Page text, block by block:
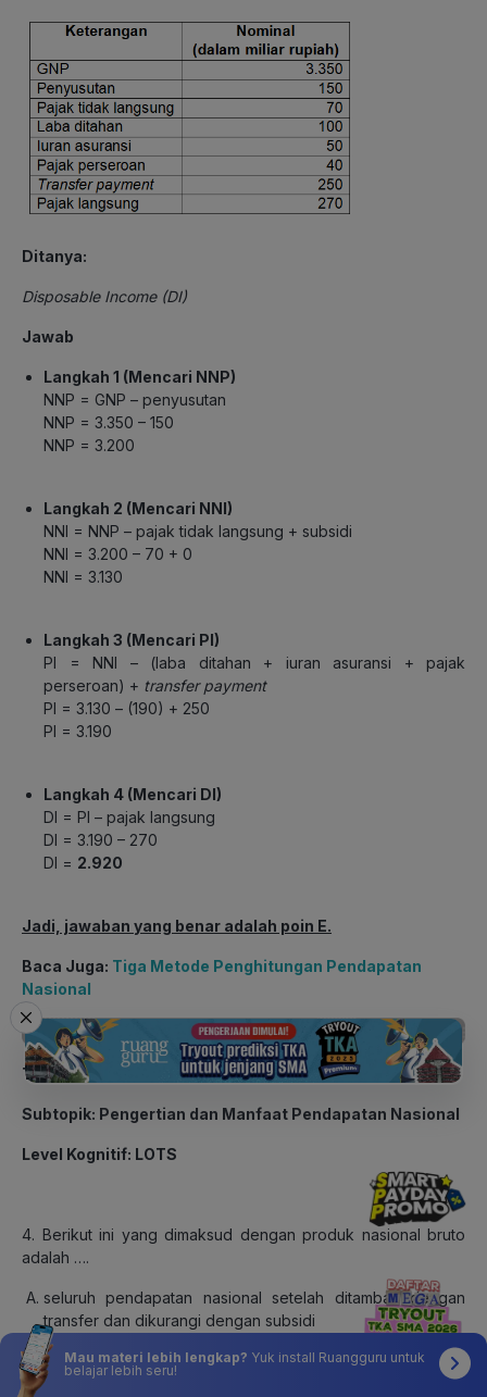
Ditanya:
Disposable Income (DI)
Jawab
Langkah 1 (Mencari NNP)
NNP = GNP – penyusutan
NNP = 3.350 – 150
NNP = 3.200
Langkah 2 (Mencari NNI)
NNI = NNP – pajak tidak langsung + subsidi
NNI = 3.200 – 70 + 0
NNI = 3.130
Langkah 3 (Mencari PI)
PI = NNI – (laba ditahan + iuran asuransi + pajak
perseroan) + transfer payment
PI = 3.130 – (190) + 250
PI = 3.190
Langkah 4 (Mencari DI)
DI = PI – pajak langsung
DI = 3.190 – 270
DI = 2.920
Jadi, jawaban yang benar adalah poin E.
Baca Juga: Tiga Metode Penghitungan Pendapatan
Nasional
Topik: Pendapatan Nasional
Subtopik: Pengertian dan Manfaat Pendapatan Nasional
Level Kognitif: LOTS
4. Berikut ini yang dimaksud dengan produk nasional bruto
adalah ….
seluruh pendapatan nasional setelah ditambah dengan
transfer dan dikurangi dengan subsidi
pendapatan nasional neto dikurangi dengan penyusutan
dan pergantian modal
Mau materi lebih lengkap? Yuk install Ruangguru untuk
belajar lebih seru!